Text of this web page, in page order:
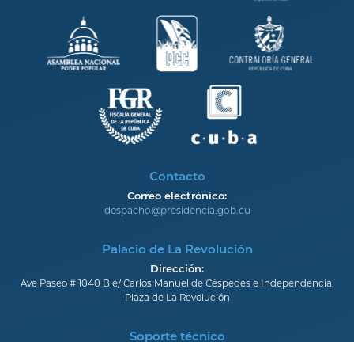
Contacto
Correo electrónico:
despacho@presidencia.gob.cu
Palacio de La Revolución
Dirección:
Ave Paseo # 1040 B e/ Carlos Manuel de Céspedes e Independencia,
Plaza de La Revolución
Soporte técnico